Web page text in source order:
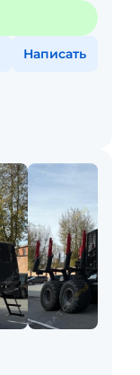
Написать